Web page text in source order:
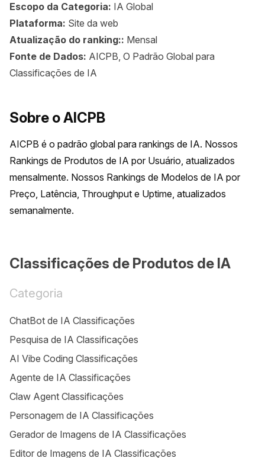
Escopo da Categoria: IA Global
Plataforma: Site da web
Atualização do ranking:: Mensal
Fonte de Dados: AICPB, O Padrão Global para
Classificações de IA
Sobre o AICPB
AICPB é o padrão global para rankings de IA. Nossos
Rankings de Produtos de IA por Usuário, atualizados
mensalmente. Nossos Rankings de Modelos de IA por
Preço, Latência, Throughput e Uptime, atualizados
semanalmente.
Classificações de Produtos de IA
Categoria
ChatBot de IA Classificações
Pesquisa de IA Classificações
AI Vibe Coding Classificações
Agente de IA Classificações
Claw Agent Classificações
Personagem de IA Classificações
Gerador de Imagens de IA Classificações
Editor de Imagens de IA Classificações